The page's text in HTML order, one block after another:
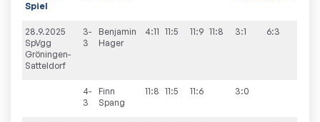
Spiel
28.9.2025
SpVgg
Gröningen-
Satteldorf
3-
3
Benjamin
Hager
4:11 11:5 11:9 11:8 3:1 6:3
4-
3
Finn
Spang
11:8 11:5 11:6 3:0